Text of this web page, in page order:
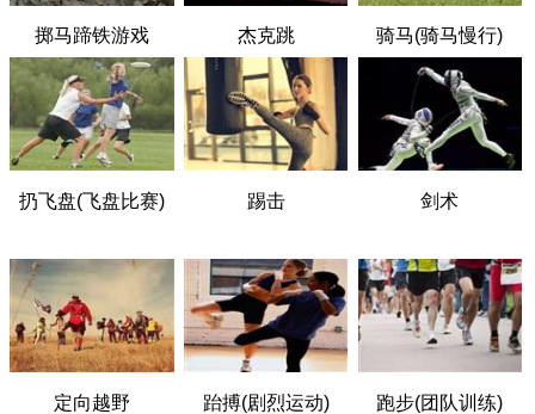
掷马蹄铁游戏 杰克跳 骑马(骑马慢行)
扔飞盘(飞盘比赛) 踢击 剑术
定向越野 跆搏(剧烈运动) 跑步(团队训练)